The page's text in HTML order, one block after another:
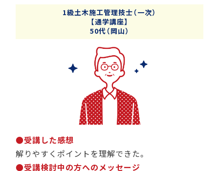
1級土木施工管理技士（一次）
【通学講座】
50代（岡山）
●受講した感想
解りやすくポイントを理解できた。
●受講検討中の方へのメッセージ